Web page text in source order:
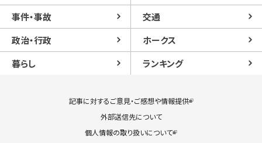
事件・事故
交通
政治・行政
ホークス
暮らし
ランキング
記事に対するご意見・ご感想や情報提供
外部送信先について
個人情報の取り扱いについて